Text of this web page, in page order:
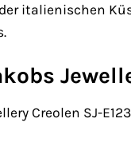
italienischen
Creolen SJ-